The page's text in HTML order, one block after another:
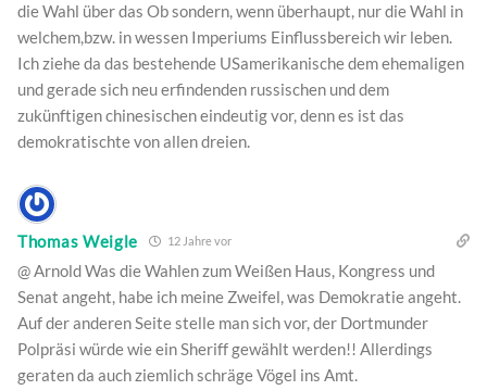
die Wahl über das Ob sondern, wenn überhaupt, nur die Wahl in
welchem,bzw. in wessen Imperiums Einflussbereich wir leben.
Ich ziehe da das bestehende USamerikanische dem ehemaligen
und gerade sich neu erfindenden russischen und dem
zukünftigen chinesischen eindeutig vor, denn es ist das
demokratischte von allen dreien.
Thomas Weigle 12 Jahre vor
@ Arnold Was die Wahlen zum Weißen Haus, Kongress und
Senat angeht, habe ich meine Zweifel, was Demokratie angeht.
Auf der anderen Seite stelle man sich vor, der Dortmunder
Polpräsi würde wie ein Sheriff gewählt werden!! Allerdings
geraten da auch ziemlich schräge Vögel ins Amt.